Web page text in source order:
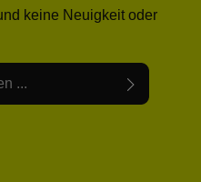
keine Neuigkeit oder